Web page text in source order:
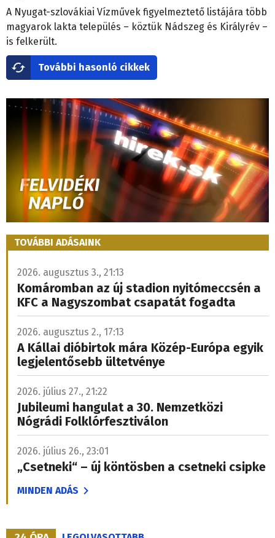
A Nyugat-szlovákiai Vízművek figyelmeztető listájára több
magyarok lakta település – köztük Nádszeg és Királyrév –
is felkerült.
További hasonló cikkek
TOVÁBBI ADÁSAINK
2026. augusztus 3., 21:13
Komáromban az új stadion nyitómeccsén a
KFC a Nagyszombat csapatát fogadta
2026. augusztus 2., 17:13
A Kállai dióbirtok mára Közép-Európa egyik
legjelentősebb ültetvénye
2026. július 27., 21:22
Jubileumi hangulat a 30. Nemzetközi
Nógrádi Folklórfesztiválon
2026. július 26., 23:01
„Csetneki“ – új köntösben a csetneki csipke
MINDEN ADÁS